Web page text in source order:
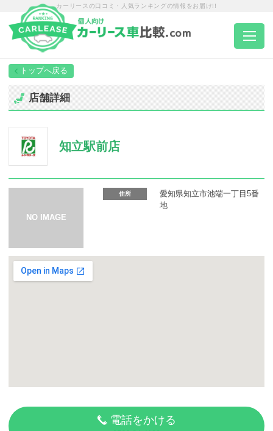
カーリースの口コミ・人気ランキングの情報をお届け!!
トップページ
エリア別ランキング
カーリース体験談
店舗詳細
知立駅前店
住所
愛知県知立市池端一丁目5番
地
電話をかける